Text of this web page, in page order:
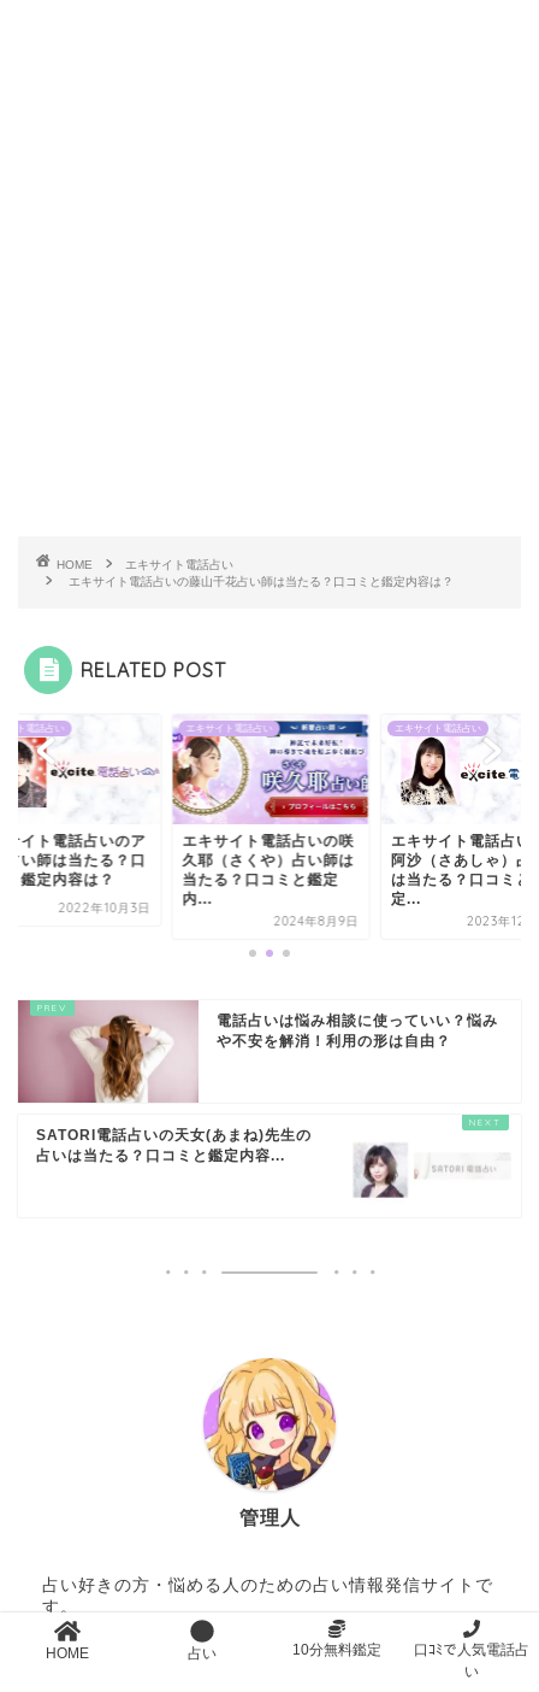
HOME
エキサイト電話占い
エキサイト電話占いの藤山千花占い師は当たる？口コミと鑑定内容は？
RELATED POST
イト電話占い
サイト電話占いのア
占い師は当たる？口
と鑑定内容は？
2022年10月3日
エキサイト電話占い
エキサイト電話占いの咲
久耶（さくや）占い師は
当たる？口コミと鑑定
内...
2024年8月9日
エキサイト電話占い
エキサイト電話占い
阿沙（さあしゃ）占
は当たる？口コミと
定...
2023年12
電話占いは悩み相談に使っていい？悩み
や不安を解消！利用の形は自由？
SATORI電話占いの天女(あまね)先生の
占いは当たる？口コミと鑑定内容...
管理人
占い好きの方・悩める人のための占い情報発信サイトで
す。
HOME 占い 10分無料鑑定
口ｺﾐで人気電話占
い